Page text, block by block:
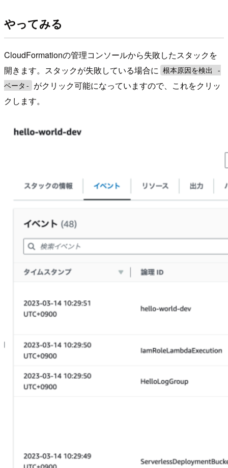
やってみる
CloudFormationの管理コンソールから失敗したスタックを
開きます。スタックが失敗している場合に 根本原因を検出 -
ベータ-
がクリック可能になっていますので、これをクリッ
クします。